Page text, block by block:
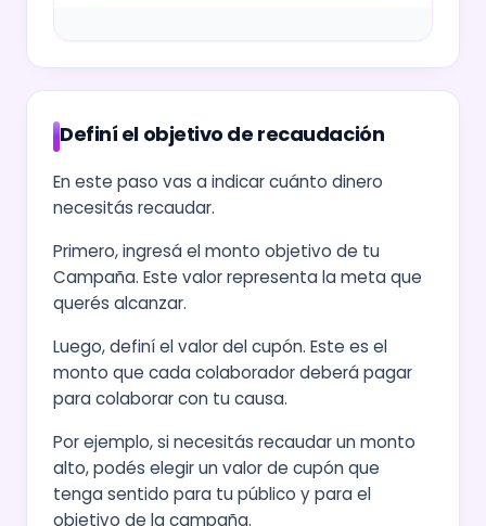
Definí el objetivo de recaudación
En este paso vas a indicar cuánto dinero
necesitás recaudar.
Primero, ingresá el monto objetivo de tu
Campaña. Este valor representa la meta que
querés alcanzar.
Luego, definí el valor del cupón. Este es el
monto que cada colaborador deberá pagar
para colaborar con tu causa.
Por ejemplo, si necesitás recaudar un monto
alto, podés elegir un valor de cupón que
tenga sentido para tu público y para el
objetivo de la campaña.